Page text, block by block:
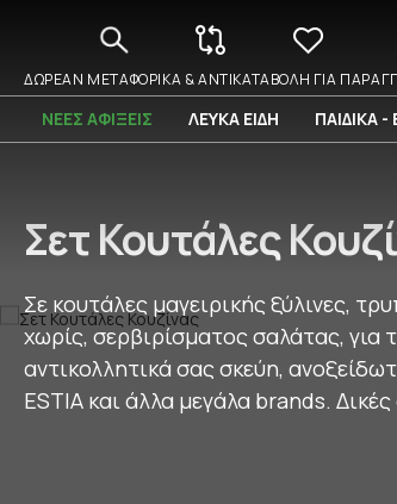
ΔΩΡΕΑΝ ΜΕΤΑΦΟΡΙΚΑ & ΑΝΤΙΚΑΤΑΒΟΛΗ ΓΙΑ
ΝΕΕΣ ΑΦΙΞΕΙΣ ΛΕΥΚΑ ΕΙΔΗ ΠΑΙΔΙΚΑ -
Σε κουτάλες μαγειρικής ξύλινες,
χωρίς, σερβιρίσματος σαλάτας, για
αντικολλητικά σας σκεύη,
ESTIA και άλλα μεγάλα brands. Δικές
Σετ Κουτάλες